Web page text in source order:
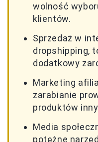
wolność
klientów.
Sprzedaż w
dropshipping,
dodatkowy
Marketing
zarabianie
produktów
Media
potężne